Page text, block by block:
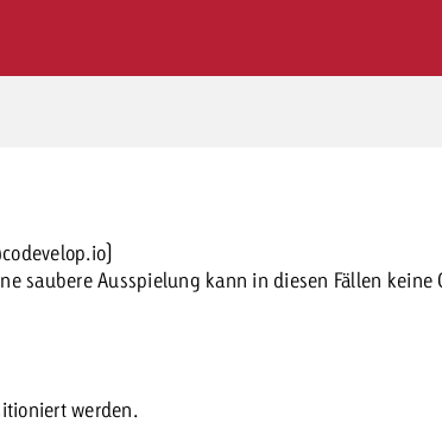
)
saubere Ausspielung kann in diesen Fällen keine
werden.